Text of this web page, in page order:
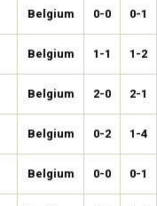
Belgium 0-0 0-1
Belgium 1-1 1-2
Belgium 2-0 2-1
Belgium 0-2 1-4
Belgium 0-0 0-1